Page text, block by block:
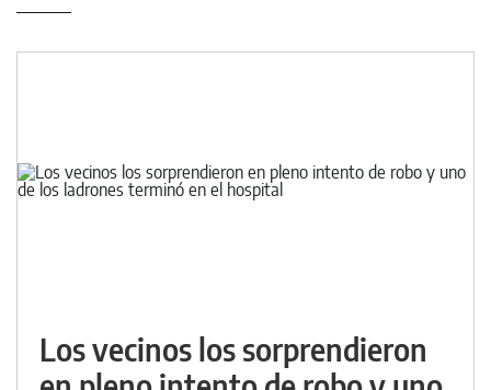
Los vecinos los sorprendieron